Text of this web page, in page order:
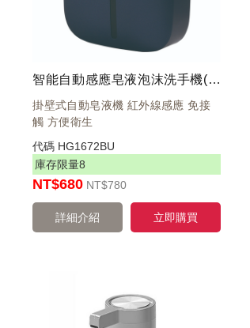
智能自動感應皂液泡沫洗手機(藍)X101
掛壁式自動皂液機 紅外線感應 免接
觸 方便衛生
代碼 HG1672BU
庫存限量8
NT$680 NT$780
立即購買
詳細介紹